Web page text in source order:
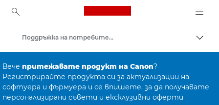
Canon Logo, back to
Поддръжка на потребителски продукти
Вече притежавате продукт на Canon?
Регистрирайте продукта си за актуализации на
софтуера и фърмуера и се впишете, за да получавате
персонализирани съвети и ексклузивни оферти